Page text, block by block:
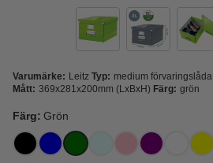
Varumärke: Leitz Typ: medium förvaringslåda
Mått: 369x281x200mm (LxBxH) Färg: grön
Färg: Grön